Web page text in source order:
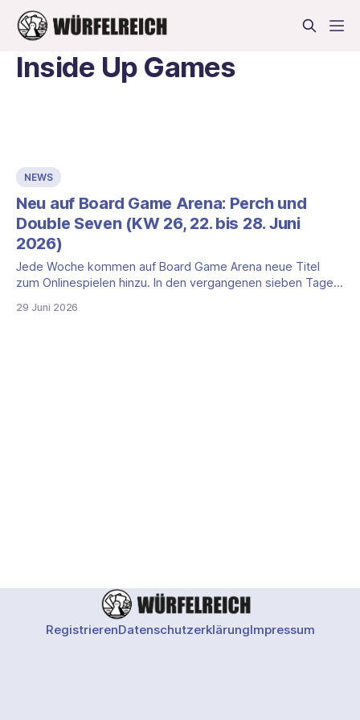
Inside Up Games
NEWS
Neu auf Board Game Arena: Perch und
Double Seven (KW 26, 22. bis 28. Juni
2026)
Jede Woche kommen auf Board Game Arena neue Titel
zum Onlinespielen hinzu. In den vergangenen sieben Tagen
kaum sein könnten. Das eine ist ein taktisches
29 Juni 2026
RegistrierenDatenschutzerklärungImpressum